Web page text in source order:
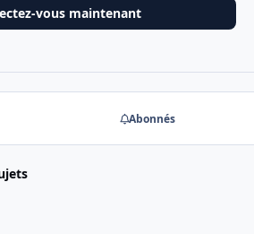
vous maintenant
Abonnés